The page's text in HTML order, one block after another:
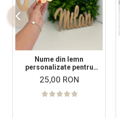
Nume din lemn
personalizate pentru
panouri foto și baloane -
Pret 1 NUME
25,00 RON